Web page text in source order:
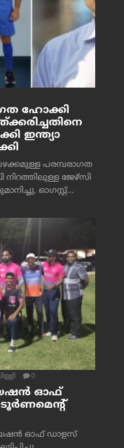
ഹോക്കി
ഇന്ത്യാ
പരമ്പരാഗത
നിറത്തിലുള്ള ജേഴ്‌സി
ഓഗസ്റ്റ്...
0
ഓഫ്
ടൂർണമെന്റ്
ഓഫ് ഡാളസ്